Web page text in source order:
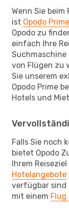
Wenn Sie
ist Opodo Prime
Opodo zu
einfach Ihre
Suchmaschine
von Flügen zu
Sie unserem
Opodo Prime
Hotels und
Falls Sie noch
bietet Opodo
Ihrem
Hotelangebote
verfügbar sind
mit einem Flug